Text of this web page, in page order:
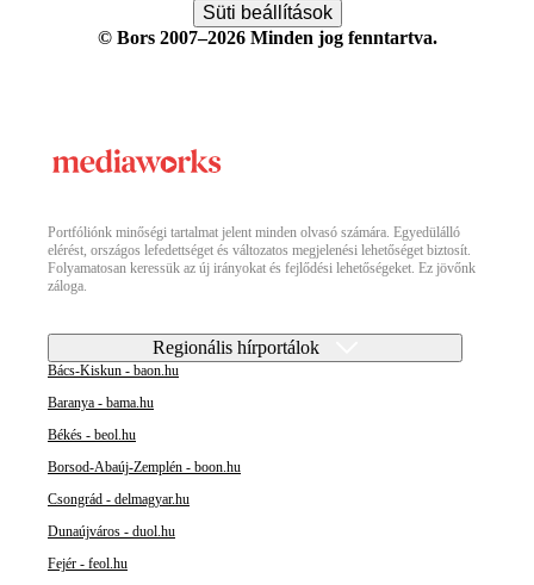
Süti beállítások
© Bors 2007–2026 Minden jog fenntartva.
Portfóliónk minőségi tartalmat jelent minden olvasó számára. Egyedülálló
elérést, országos lefedettséget és változatos megjelenési lehetőséget biztosít.
Folyamatosan keressük az új irányokat és fejlődési lehetőségeket. Ez jövőnk
záloga.
Regionális hírportálok
Bács-Kiskun - baon.hu
Baranya - bama.hu
Békés - beol.hu
Borsod-Abaúj-Zemplén - boon.hu
Csongrád - delmagyar.hu
Dunaújváros - duol.hu
Fejér - feol.hu